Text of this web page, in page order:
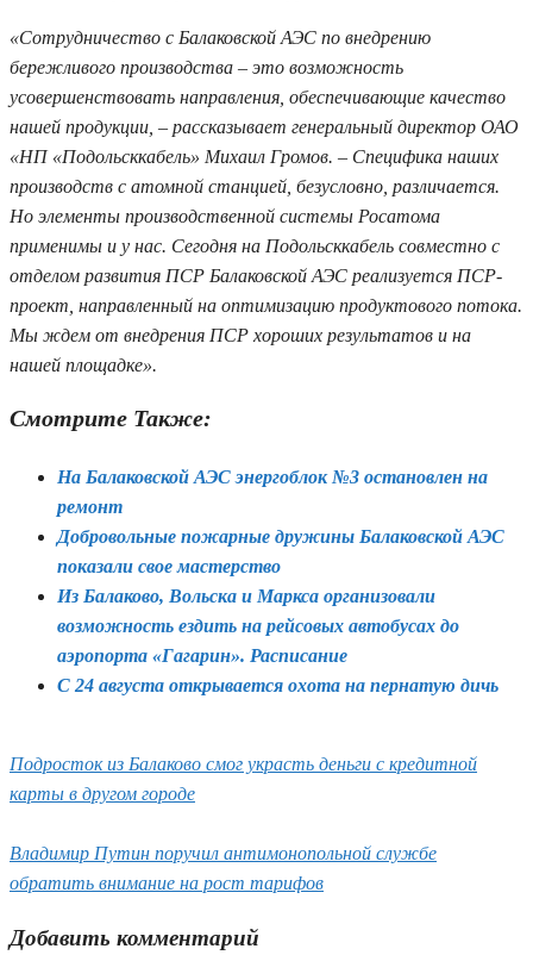
«Сотрудничество с Балаковской АЭС по внедрению
бережливого производства – это возможность
усовершенствовать направления, обеспечивающие качество
нашей продукции, – рассказывает генеральный директор ОАО
«НП «Подольсккабель» Михаил Громов. – Специфика наших
производств с атомной станцией, безусловно, различается.
Но элементы производственной системы Росатома
применимы и у нас. Сегодня на Подольсккабель совместно с
отделом развития ПСР Балаковской АЭС реализуется ПСР-
проект, направленный на оптимизацию продуктового потока.
Мы ждем от внедрения ПСР хороших результатов и на
нашей площадке».
Смотрите Также:
На Балаковской АЭС энергоблок №3 остановлен на
ремонт
Добровольные пожарные дружины Балаковской АЭС
показали свое мастерство
Из Балаково, Вольска и Маркса организовали
возможность ездить на рейсовых автобусах до
аэропорта «Гагарин». Расписание
С 24 августа открывается охота на пернатую дичь
Подросток из Балаково смог украсть деньги с кредитной
карты в другом городе
Владимир Путин поручил антимонопольной службе
обратить внимание на рост тарифов
Добавить комментарий